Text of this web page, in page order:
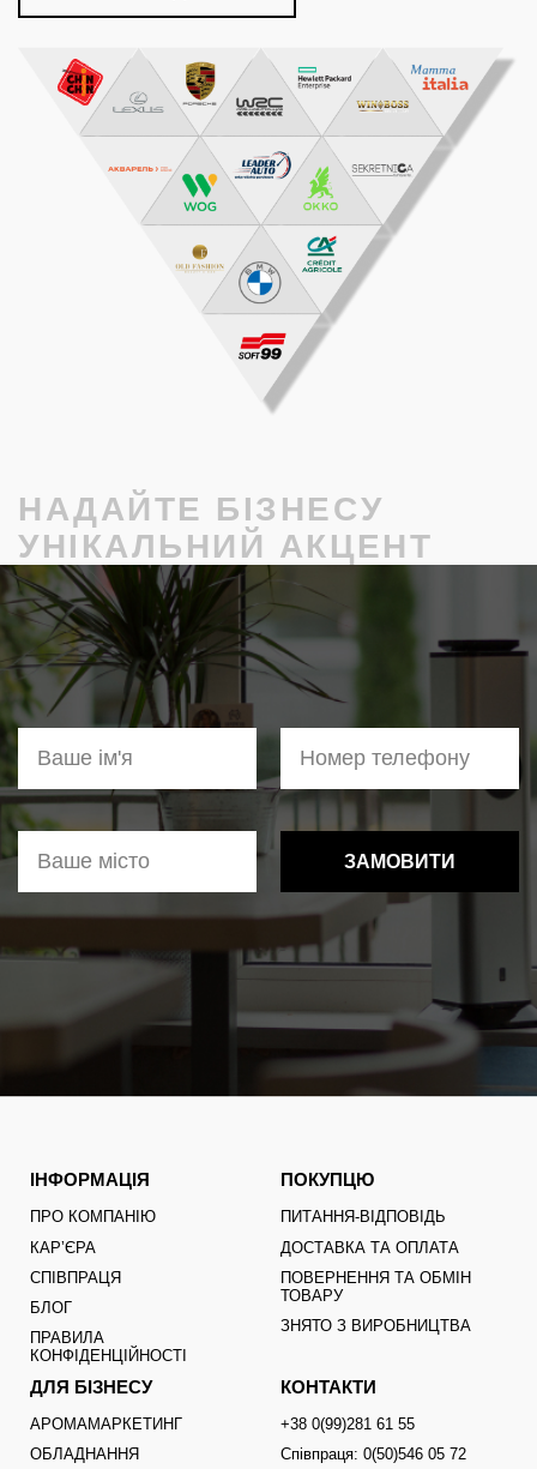
НАДАЙТЕ БІЗНЕСУ
УНІКАЛЬНИЙ АКЦЕНТ
ЗАМОВИТИ
ІНФОРМАЦІЯ
ПРО КОМПАНІЮ
КАРʼЄРА
СПІВПРАЦЯ
БЛОГ
ПРАВИЛА
КОНФІДЕНЦІЙНОСТІ
ПОКУПЦЮ
ПИТАННЯ-ВІДПОВІДЬ
ДОСТАВКА ТА ОПЛАТА
ПОВЕРНЕННЯ ТА ОБМІН
ТОВАРУ
ЗНЯТО З ВИРОБНИЦТВА
ДЛЯ БІЗНЕСУ
АРОМАМАРКЕТИНГ
ОБЛАДНАННЯ
КОНТАКТИ
+38 0(99)281 61 55
Співпраця: 0(50)546 05 72